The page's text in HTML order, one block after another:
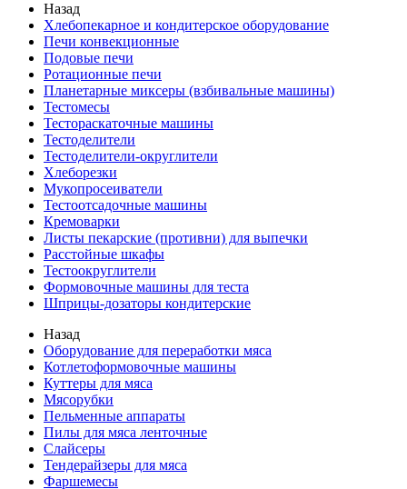
Назад
Хлебопекарное и кондитерское оборудование
Печи конвекционные
Подовые печи
Ротационные печи
Планетарные миксеры (взбивальные машины)
Тестомесы
Тестораскаточные машины
Тестоделители
Тестоделители-округлители
Хлеборезки
Мукопросеиватели
Тестоотсадочные машины
Кремоварки
Листы пекарские (противни) для выпечки
Расстойные шкафы
Тестоокруглители
Формовочные машины для теста
Шприцы-дозаторы кондитерские
Назад
Оборудование для переработки мяса
Котлетоформовочные машины
Куттеры для мяса
Мясорубки
Пельменные аппараты
Пилы для мяса ленточные
Слайсеры
Тендерайзеры для мяса
Фаршемесы